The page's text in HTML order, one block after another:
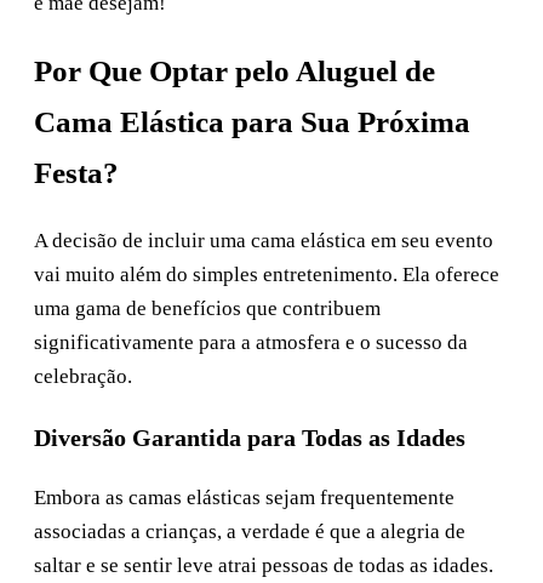
Por Que Optar pelo Aluguel de
Cama Elástica para Sua Próxima
Festa?
A decisão de incluir uma cama elástica em seu evento
vai muito além do simples entretenimento. Ela oferece
uma gama de benefícios que contribuem
significativamente para a atmosfera e o sucesso da
celebração.
Diversão Garantida para Todas as Idades
Embora as camas elásticas sejam frequentemente
associadas a crianças, a verdade é que a alegria de
saltar e se sentir leve atrai pessoas de todas as idades.